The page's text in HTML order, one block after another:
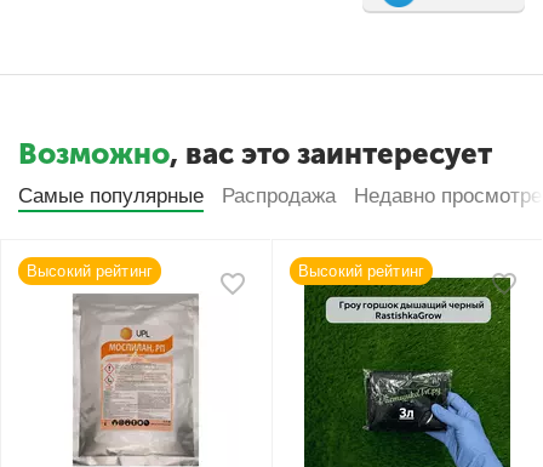
Возможно, вас это заинтересует
Самые популярные Распродажа Недавно
Высокий рейтинг Высокий рейтинг